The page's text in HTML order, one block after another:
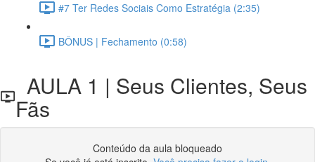
#7 Ter Redes Sociais Como Estratégia (2:35)
BÔNUS | Fechamento (0:58)
AULA 1 | Seus Clientes, Seus
Fãs
Conteúdo da aula bloqueado